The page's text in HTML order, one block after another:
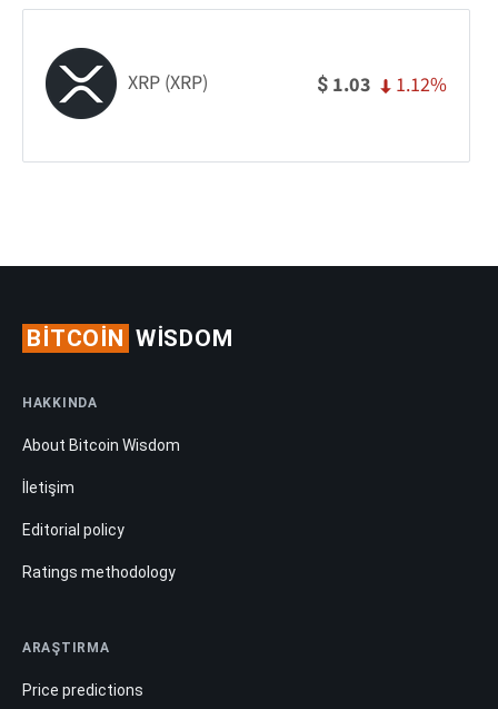
XRP (XRP) $ 1.03 1.12%
BITCOIN WISDOM
HAKKINDA
About Bitcoin Wisdom
İletişim
Editorial policy
Ratings methodology
ARAŞTIRMA
Price predictions